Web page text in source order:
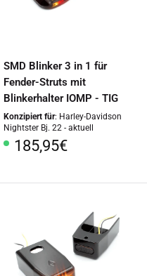
SMD Blinker 3 in 1 für
Fender-Struts mit
Blinkerhalter IOMP - TIG
Konzipiert für: Harley-Davidson
Nightster Bj. 22 - aktuell
Sonderpreis
185,95€